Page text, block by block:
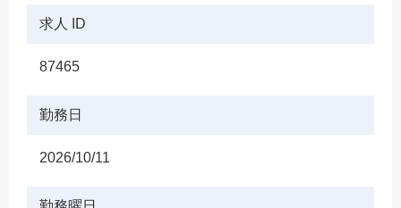
求人 ID
87465
勤務日
2026/10/11